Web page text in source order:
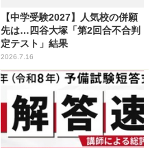
【中学受験2027】人気校の併願
先は…四谷大塚「第2回合不合判
定テスト」結果
2026.7.16